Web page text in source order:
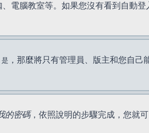
電腦教室等。如果您沒有看到自動
是 ，那麼將只有管理員、版主和您自
的密碼，依照說明的步驟完成，您就